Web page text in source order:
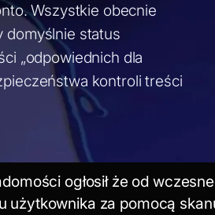
Wszystkie obecnie
domyślnie status
„odpowiednich dla
kontroli treści
ogłosił że od
użytkownika za pomocą